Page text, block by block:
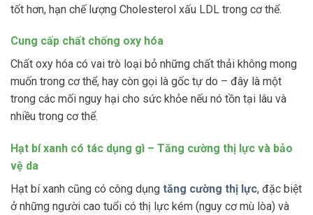
tốt hơn, hạn chế lượng Cholesterol xấu LDL trong cơ thể.
Cung cấp chất chống oxy hóa
Chất oxy hóa có vai trò loại bỏ những chất thải không mong
muốn trong cơ thể, hay còn gọi là gốc tự do – đây là một
trong các mối nguy hại cho sức khỏe nếu nó tồn tại lâu và
nhiều trong cơ thể.
Hạt bí xanh có tác dụng gì – Tăng cường thị lực và bảo
vệ da
Hạt bí xanh cũng có công dụng tăng cường thị lực, đặc biệt
ở những người cao tuổi có thị lực kém (nguy cơ mù lòa) và